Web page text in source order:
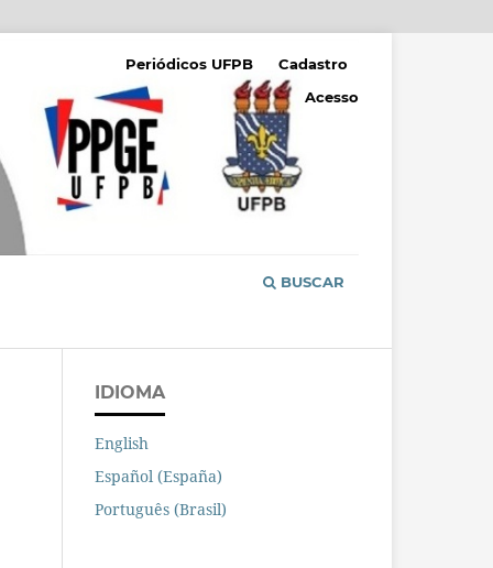
BUSCAR
Periódicos UFPB
Cadastro
Acesso
IDIOMA
English
Español (España)
Português (Brasil)